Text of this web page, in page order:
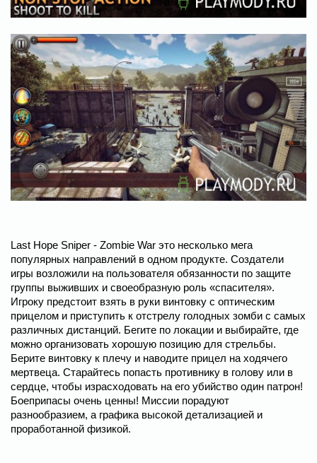
Last Hope Sniper - Zombie War это несколько мега
популярных направлений в одном продукте. Создатели
игры возложили на пользователя обязанности по защите
группы выживших и своеобразную роль «спасителя».
Игроку предстоит взять в руки винтовку с оптическим
прицелом и приступить к отстрелу голодных зомби с самых
различных дистанций. Бегите по локации и выбирайте, где
можно организовать хорошую позицию для стрельбы.
Берите винтовку к плечу и наводите прицел на ходячего
мертвеца. Старайтесь попасть противнику в голову или в
сердце, чтобы израсходовать на его убийство один патрон!
Боеприпасы очень ценны! Миссии порадуют
разнообразием, а графика высокой детализацией и
проработанной физикой.